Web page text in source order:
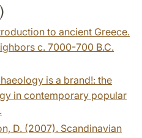
to ancient Greece.
c. 7000-700 B.C.
is a brand!: the
in contemporary popular
D. (2007). Scandinavian